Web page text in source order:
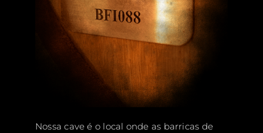
Nossa cave é o local onde as barricas de